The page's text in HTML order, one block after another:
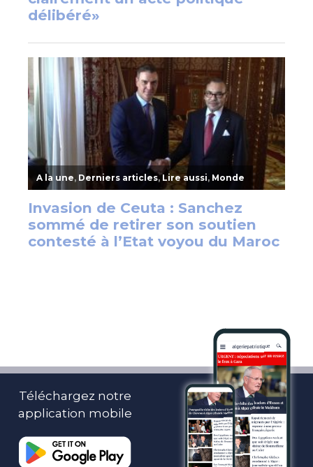
Téléchargez notre
application mobile